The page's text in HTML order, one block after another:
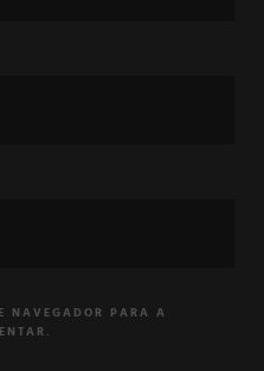
NAVEGADOR PARA A